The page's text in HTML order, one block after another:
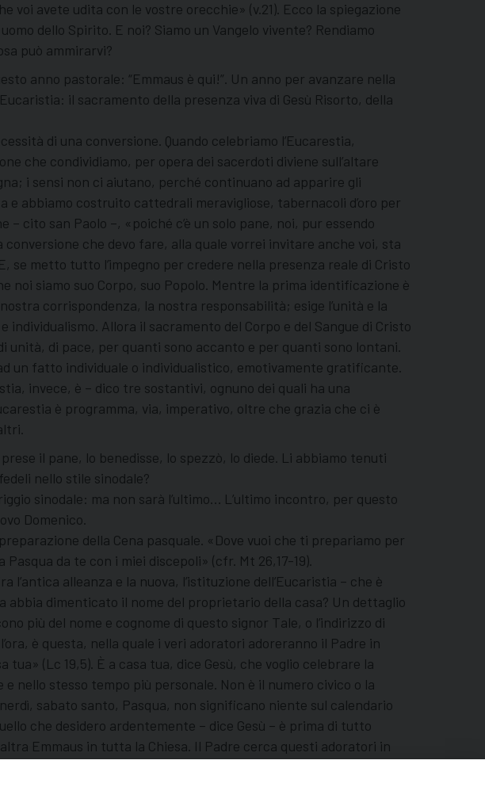
avete udita con le vostre orecchie» (v.21). Ecco la spiegazione
dello Spirito. E noi? Siamo un Vangelo vivente? Rendiamo
può ammirarvi?
anno pastorale: “Emmaus è qui!”. Un anno per avanzare nella
il sacramento della presenza viva di Gesù Risorto, della
di una conversione. Quando celebriamo l’Eucarestia,
che condividiamo, per opera dei sacerdoti diviene sull’altare
i sensi non ci aiutano, perché continuano ad apparire gli
e abbiamo costruito cattedrali meravigliose, tabernacoli d’oro per
cito san Paolo –, «poiché c’è un solo pane, noi, pur essendo
conversione che devo fare, alla quale vorrei invitare anche voi, sta
se metto tutto l’impegno per credere nella presenza reale di Cristo
siamo suo Corpo, suo Popolo. Mentre la prima identificazione è
corrispondenza, la nostra responsabilità; esige l’unità e la
Allora il sacramento del Corpo e del Sangue di Cristo
unità, di pace, per quanti sono accanto e per quanti sono lontani.
un fatto individuale o individualistico, emotivamente gratificante.
invece, è – dico tre sostantivi, ognuno dei quali ha una
è programma, via, imperativo, oltre che grazia che ci è
il pane, lo benedisse, lo spezzò, lo diede. Li abbiamo tenuti
nello stile sinodale?
sinodale: ma non sarà l’ultimo… L’ultimo incontro, per questo
Domenico.
della Cena pasquale. «Dove vuoi che ti prepariamo per
da te con i miei discepoli» (cfr. Mt 26,17-19).
alleanza e la nuova, l’istituzione dell’Eucaristia – che è
abbia dimenticato il nome del proprietario della casa? Un dettaglio
più del nome e cognome di questo signor Tale, o l’indirizzo di
è questa, nella quale i veri adoratori adoreranno il Padre in
tua» (Lc 19,5). È a casa tua, dice Gesù, che voglio celebrare la
nello stesso tempo più personale. Non è il numero civico o la
sabato santo, Pasqua, non significano niente sul calendario
che desidero ardentemente – dice Gesù – è prima di tutto
Emmaus in tutta la Chiesa. Il Padre cerca questi adoratori in